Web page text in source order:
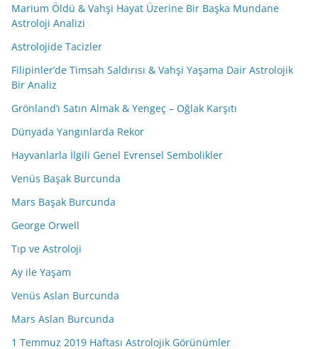
Marium Öldü & Vahşi Hayat Üzerine Bir Başka Mundane
Astroloji Analizi
Astrolojide Tacizler
Filipinler’de Timsah Saldırısı & Vahşi Yaşama Dair Astrolojik
Bir Analiz
Grönland’ı Satın Almak & Yengeç – Oğlak Karşıtı
Dünyada Yangınlarda Rekor
Hayvanlarla İlgili Genel Evrensel Sembolikler
Venüs Başak Burcunda
Mars Başak Burcunda
George Orwell
Tıp ve Astroloji
Ay ile Yaşam
Venüs Aslan Burcunda
Mars Aslan Burcunda
1 Temmuz 2019 Haftası Astrolojik Görünümler